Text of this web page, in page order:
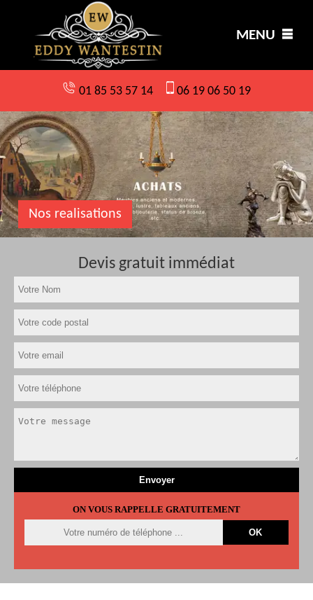
MENU
01 85 53 57 14 06 19 06 50 19
Nos realisations
Devis gratuit immédiat
ON VOUS RAPPELLE GRATUITEMENT